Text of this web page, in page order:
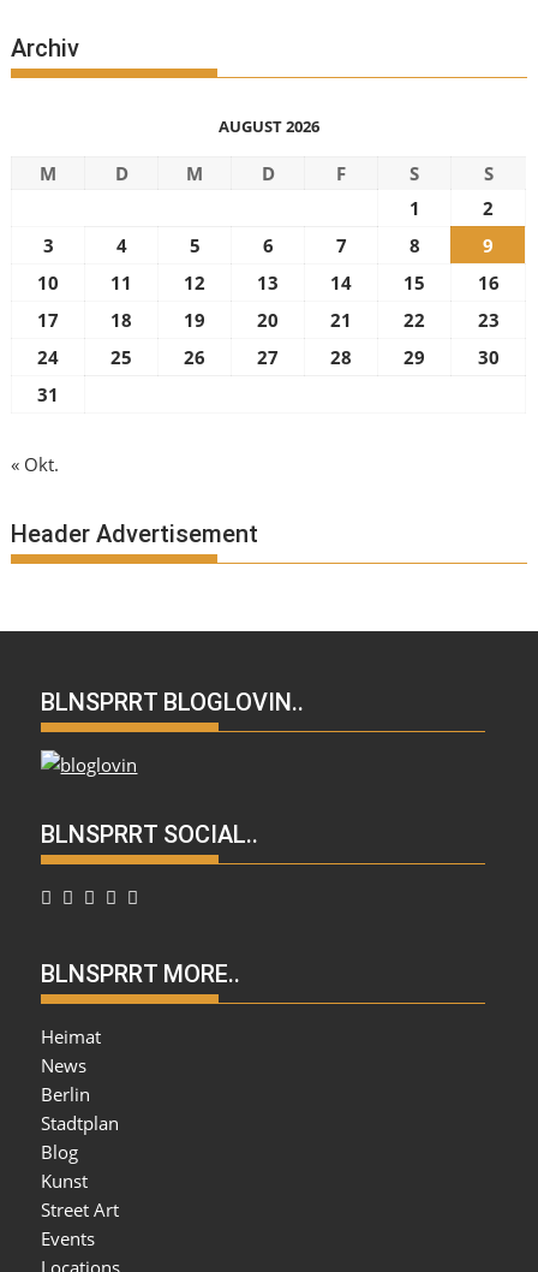
Archiv
AUGUST 2026
M D M D F S
S
1
2
3
4 5 6 7 8
9
10
11 12 13 14 15
16
17
18 19 20 21 22
23
24
25 26 27 28 29
30
31
« Okt.
Header Advertisement
BLNSPRRT BLOGLOVIN..
BLNSPRRT SOCIAL..
BLNSPRRT MORE..
Heimat
News
Berlin
Stadtplan
Blog
Kunst
Street Art
Events
Locations